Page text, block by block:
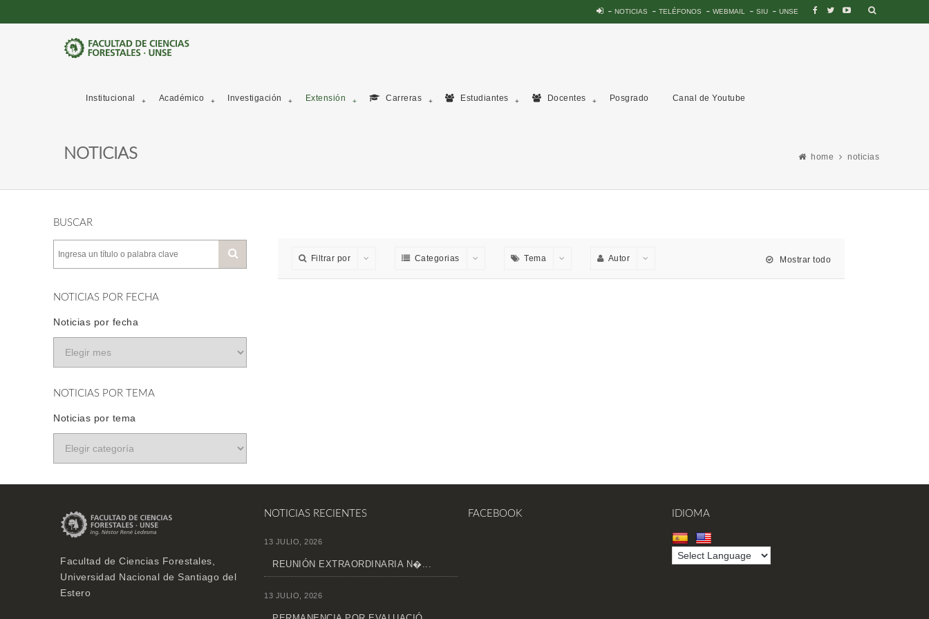
NOTICIAS TELÉFONOS WEBMAIL SIU UNSE
Institucional Académico Investigación Extensión Carreras Estudiantes Docentes Posgrado Canal de Youtube
NOTICIAS home noticias
BUSCAR
NOTICIAS POR FECHA
Noticias por fecha
NOTICIAS POR TEMA
Noticias por tema
Filtrar por Categorias Tema Autor Mostrar todo
Facultad de Ciencias Forestales,
Universidad Nacional de Santiago del
Estero
NOTICIAS RECIENTES
13 JULIO, 2026
REUNIÓN EXTRAORDINARIA N�...
13 JULIO, 2026
FACEBOOK IDIOMA